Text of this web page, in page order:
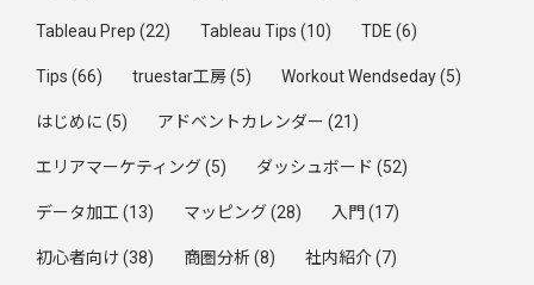
Tableau Prep (22) Tableau Tips (10) TDE (6)
Tips (66) truestar工房(5) Workout Wendseday(5)
はじめに (5) アドベントカレンダー (21)
エリアマーケティング(5) ダッシュボード (52)
データ加工 (13) マッピング(28) 入門 (17)
初心者向け(38) 商圏分析(8) 社内紹介(7)